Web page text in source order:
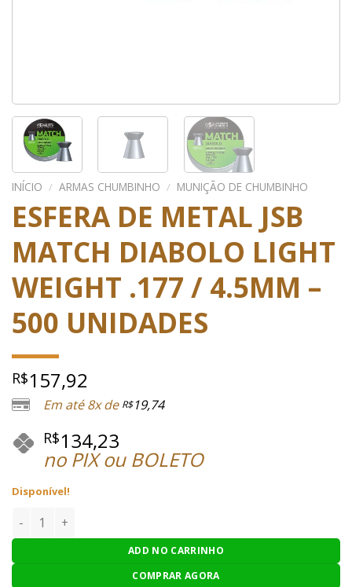
INÍCIO / ARMAS CHUMBINHO / MUNIÇÃO DE CHUMBINHO
ESFERA DE METAL JSB
MATCH DIABOLO LIGHT
WEIGHT .177 / 4.5MM –
500 UNIDADES
R$157,92
Em até 8x de R$19,74
R$134,23
no PIX ou BOLETO
Disponível!
ESFERA DE METAL JSB MATCH DIABOLO LIGHT WEIGHT
ADD NO CARRINHO
COMPRAR AGORA